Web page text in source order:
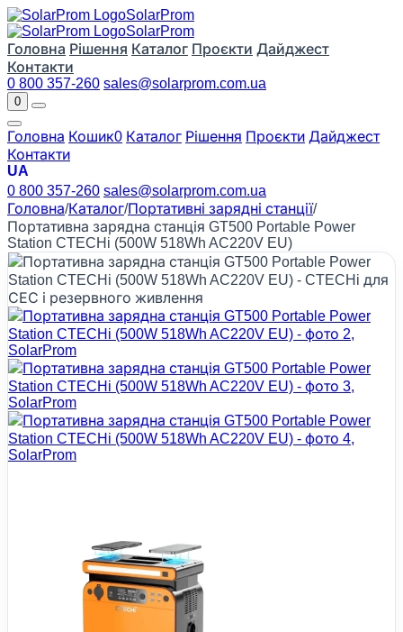
SolarProm
SolarProm
Головна Рішення Каталог Проєкти Дайджест
Контакти
0 800 357-260 sales@solarprom.com.ua
0
Головна Кошик0 Каталог Рішення Проєкти Дайджест
Контакти
UA
0 800 357-260 sales@solarprom.com.ua
Головна/Каталог/Портативні зарядні станції/
Портативна зарядна станція GT500 Portable Power
Station CTECHi (500W 518Wh AC220V EU)